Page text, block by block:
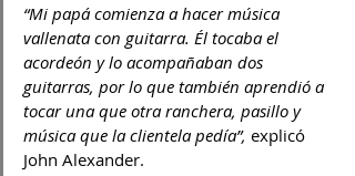
“Mi papá comienza a hacer música
vallenata con guitarra. Él tocaba el
acordeón y lo acompañaban dos
guitarras, por lo que también aprendió a
tocar una que otra ranchera, pasillo y
música que la clientela pedía”, explicó
John Alexander.